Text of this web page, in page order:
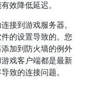
效降低延迟。
接到游戏服务器。
的设置导致的。您
加到防火墙的例外
戏客户端都是最新
致的连接问题。